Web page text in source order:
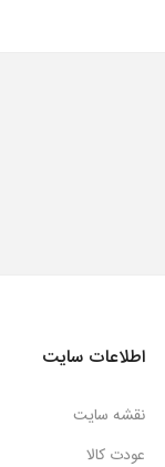
اطلاعات سایت
نقشه سایت
عودت کالا